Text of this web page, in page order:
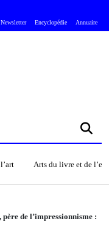
Newsletter Encyclopédie Annuaire
Arts du livre et de
de l’impressionnisme :